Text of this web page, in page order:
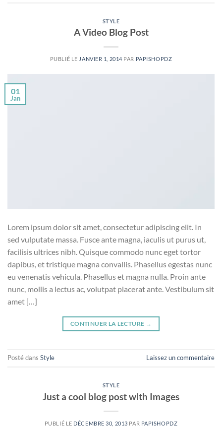
STYLE
A Video Blog Post
PUBLIÉ LE JANVIER 1, 2014 PAR PAPISHOPDZ
01
Jan
Lorem ipsum dolor sit amet, consectetur adipiscing elit. In
sed vulputate massa. Fusce ante magna, iaculis ut purus ut,
facilisis ultrices nibh. Quisque commodo nunc eget tortor
dapibus, et tristique magna convallis. Phasellus egestas nunc
eu venenatis vehicula. Phasellus et magna nulla. Proin ante
nunc, mollis a lectus ac, volutpat placerat ante. Vestibulum sit
amet […]
CONTINUER LA LECTURE →
Posté dans Style Laissez un commentaire
STYLE
Just a cool blog post with Images
PUBLIÉ LE DÉCEMBRE 30, 2013 PAR PAPISHOPDZ